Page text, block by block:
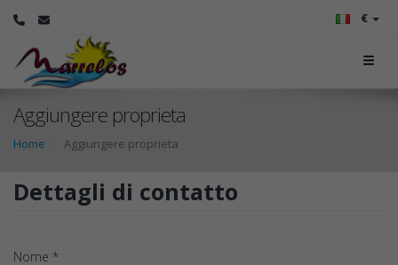
€
Aggiungere proprieta
Home Aggiungere proprieta
Dettagli di contatto
Nome *